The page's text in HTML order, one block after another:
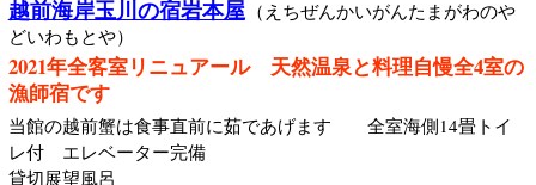
越前海岸玉川の宿岩本屋 （えちぜんかいがんたまがわのや
どいわもとや）
2021年全客室リニュアール 天然温泉と料理自慢全4室の
漁師宿です
当館の越前蟹は食事直前に茹であげます 全室海側14畳トイ
レ付 エレベーター完備
貸切展望風呂